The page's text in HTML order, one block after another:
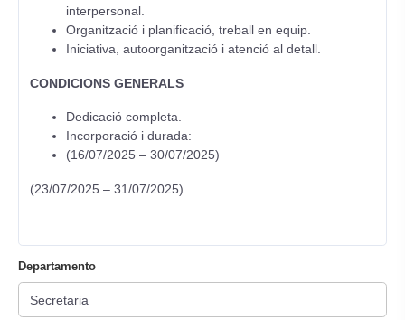
interpersonal.
Organització i planificació, treball en equip.
Iniciativa, autoorganització i atenció al detall.
CONDICIONS GENERALS
Dedicació completa.
Incorporació i durada:
(16/07/2025 – 30/07/2025)
(23/07/2025 – 31/07/2025)
Departamento